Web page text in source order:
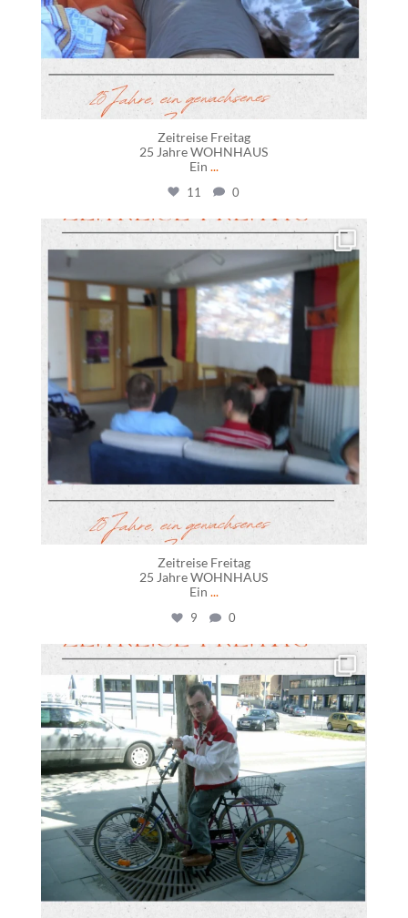
Zeitreise Freitag
25 Jahre WOHNHAUS
Ein ...
11 0
daswohnhausostfildern
Juni 26
Zeitreise Freitag
25 Jahre WOHNHAUS
Ein ...
9 0
daswohnhausostfildern
Juni 19